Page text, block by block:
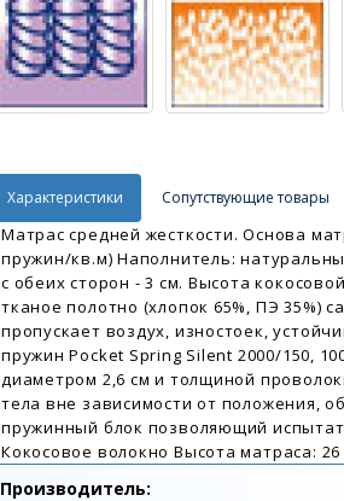
Характеристики Сопутствующие товары
Матрас средней жесткости. Основа
пружин/кв.м) Наполнитель:
с обеих сторон - 3 см. Высота
тканое полотно (хлопок 65%, ПЭ 35%)
пропускает воздух, изностоек,
пружин Pocket Spring Silent 2000/150,
диаметром 2,6 см и толщиной
тела вне зависимости от положения,
пружинный блок позволяющий
Кокосовое волокно Высота матраса: 26
Производитель: